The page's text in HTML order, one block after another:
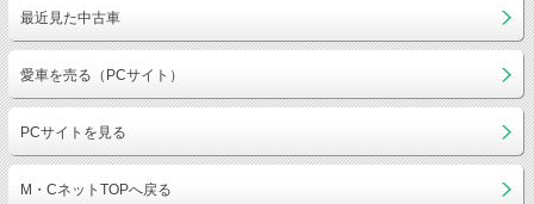
最近見た中古車
愛車を売る（PCサイト）
PCサイトを見る
M・CネットTOPへ戻る